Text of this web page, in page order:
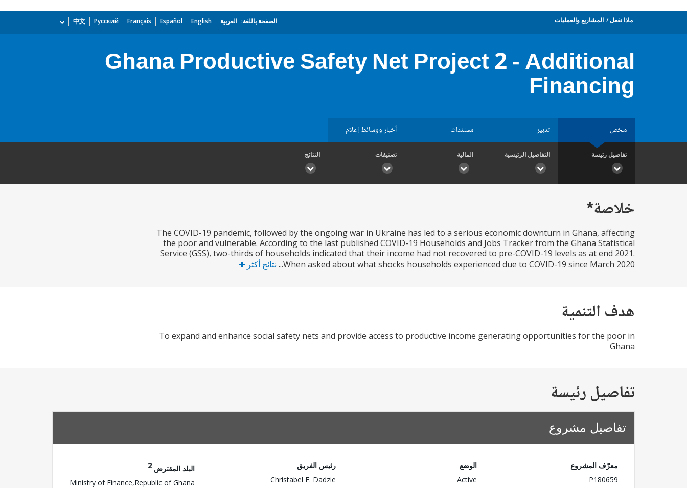
ماذا نفعل المشاريع والعمليات الصفحة باللغة: العربية English
Español
Français
Русский
中文
Ghana Productive Safety Net Project 2 - Additional
Financing
ملخص تدبير مستندات أخبار ووسائط إعلام
تفاصيل رئيسة التفاصيل الرئيسية المالية تصنيفات النتائج
خلاصة*
The COVID-19 pandemic, followed by the ongoing war in Ukraine has led to a serious economic downturn in Ghana, affecting
the poor and vulnerable. According to the last published COVID-19 Households and Jobs Tracker from the Ghana Statistical
Service (GSS), two-thirds of households indicated that their income had not recovered to pre-COVID-19 levels as at end 2021.
When asked about what shocks households experienced due to COVID-19 since March 2020...
نتائج أكثر
هدف التنمية
To expand and enhance social safety nets and provide access to productive income generating opportunities for the poor in
Ghana
تفاصيل رئيسة
تفاصيل مشروع
معرّف المشروع
P180659
الوضع
Active
رئيس الفريق
Christabel E. Dadzie
البلد المقترض 2
Ministry of Finance,Republic of Ghana